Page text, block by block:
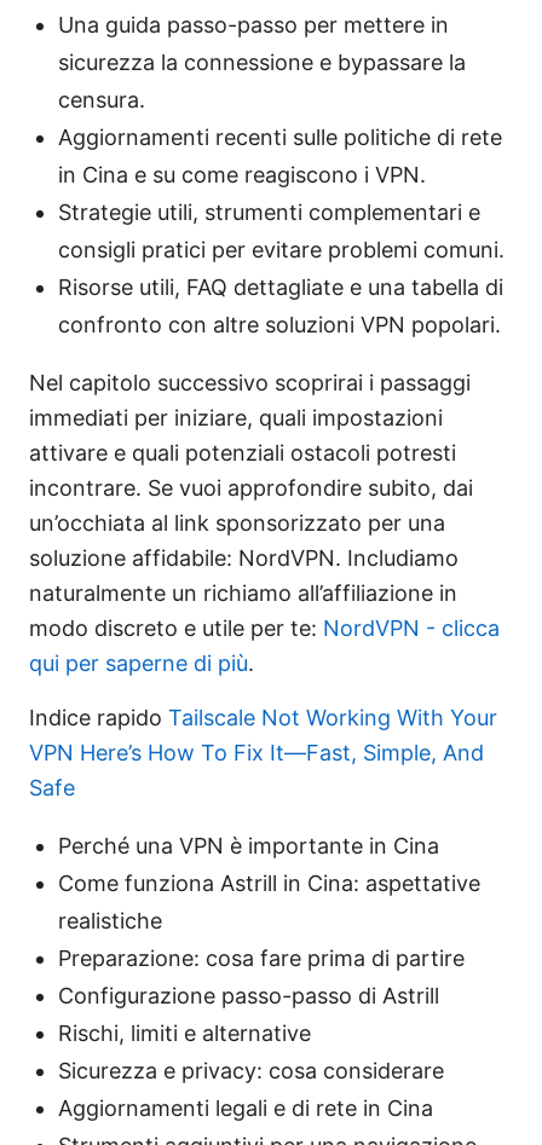
Una guida passo-passo per mettere in
sicurezza la connessione e bypassare la
censura.
Aggiornamenti recenti sulle politiche di rete
in Cina e su come reagiscono i VPN.
Strategie utili, strumenti complementari e
consigli pratici per evitare problemi comuni.
Risorse utili, FAQ dettagliate e una tabella di
confronto con altre soluzioni VPN popolari.
Nel capitolo successivo scoprirai i passaggi
immediati per iniziare, quali impostazioni
attivare e quali potenziali ostacoli potresti
incontrare. Se vuoi approfondire subito, dai
un’occhiata al link sponsorizzato per una
soluzione affidabile: NordVPN. Includiamo
naturalmente un richiamo all’affiliazione in
modo discreto e utile per te: NordVPN - clicca
qui per saperne di più.
Indice rapido Tailscale Not Working With Your
VPN Here’s How To Fix It—Fast, Simple, And
Safe
Perché una VPN è importante in Cina
Come funziona Astrill in Cina: aspettative
realistiche
Preparazione: cosa fare prima di partire
Configurazione passo-passo di Astrill
Rischi, limiti e alternative
Sicurezza e privacy: cosa considerare
Aggiornamenti legali e di rete in Cina